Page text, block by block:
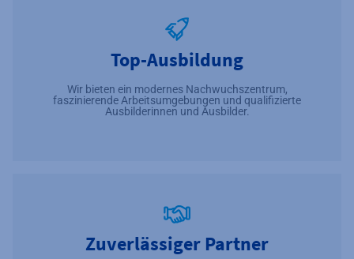
Top-Ausbildung
Wir bieten ein modernes Nachwuchszentrum,
faszinierende Arbeitsumgebungen und qualifizierte
Ausbilderinnen und Ausbilder.
Zuverlässiger Partner